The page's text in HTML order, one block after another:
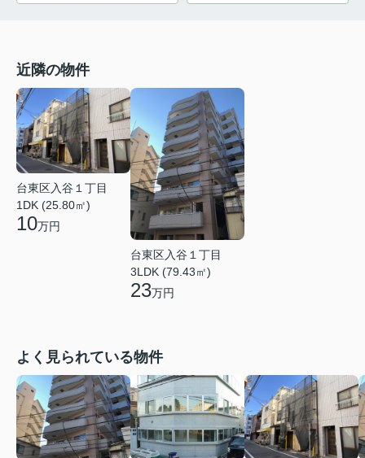
近隣の物件
台東区入谷１丁目
1DK (25.80㎡)
10万円
台東区入谷１丁目
3LDK (79.43㎡)
23万円
よく見られている物件